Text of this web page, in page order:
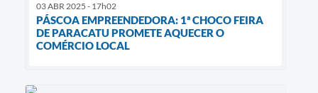
03 ABR 2025 - 17h02
PÁSCOA EMPREENDEDORA: 1ª CHOCO FEIRA
DE PARACATU PROMETE AQUECER O
COMÉRCIO LOCAL